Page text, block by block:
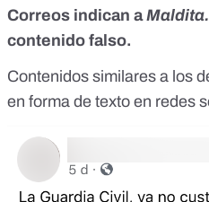
Correos indican a
contenido falso.
Contenidos similares a los
en forma de texto en redes